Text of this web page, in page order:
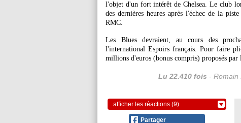
l'objet d'un fort intérêt de Chelsea. Le club
des dernières heures après l'échec de la
RMC.
Les Blues devraient, au cours des
l'international Espoirs français. Pour faire
millions d'euros (bonus compris) proposés
Lu 22.410 fois - Romain
afficher les réactions (9)
Partager